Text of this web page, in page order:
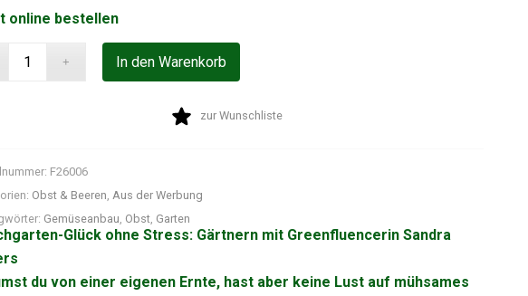
online bestellen
In den Warenkorb
zur Wunschliste
F26006
Obst & Beeren,Aus der Werbung
Gemüseanbau, Obst, Garten
Glück ohne Stress: Gärtnern mit Greenfluencerin Sandra
du von einer eigenen Ernte, hast aber keine Lust auf mühsames